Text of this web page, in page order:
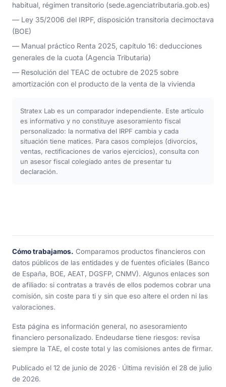
habitual, régimen transitorio (sede.agenciatributaria.gob.es)
— Ley 35/2006 del IRPF, disposición transitoria decimoctava
(BOE)
— Manual práctico Renta 2025, capítulo 16: deducciones
generales de la cuota (Agencia Tributaria)
— Resolución del TEAC de octubre de 2025 sobre
amortización con el producto de la venta de la vivienda
Stratex Lab es un comparador independiente. Este artículo
es informativo y no constituye asesoramiento fiscal
personalizado: la normativa del IRPF cambia y cada
situación tiene matices. Para casos complejos (divorcios,
ventas, rectificaciones de varios ejercicios), consulta con
un asesor fiscal colegiado antes de presentar tu
declaración.
Cómo trabajamos. Comparamos productos financieros con
datos públicos de las entidades y de fuentes oficiales (Banco
de España, BOE, AEAT, DGSFP, CNMV). Algunos enlaces son
de afiliado: si contratas a través de ellos podemos cobrar una
comisión, sin coste para ti y sin que eso altere el orden ni las
valoraciones.
Esta página es información general, no asesoramiento
financiero personalizado. Endeudarse tiene riesgos: revisa
siempre la TAE, el coste total y las comisiones antes de firmar.
Publicado el 12 de junio de 2026 · Última revisión el 28 de julio
de 2026.